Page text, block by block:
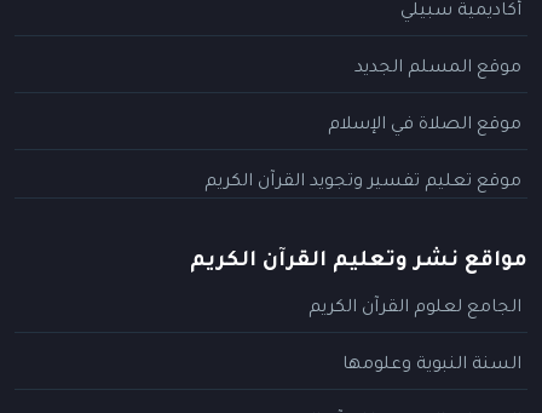
أكاديمية سبيلي
موقع المسلم الجديد
موقع الصلاة في الإسلام
موقع تعليم تفسير وتجويد القرآن الكريم
مواقع نشر وتعليم القرآن الكريم
الجامع لعلوم القرآن الكريم
السنة النبوية وعلومها